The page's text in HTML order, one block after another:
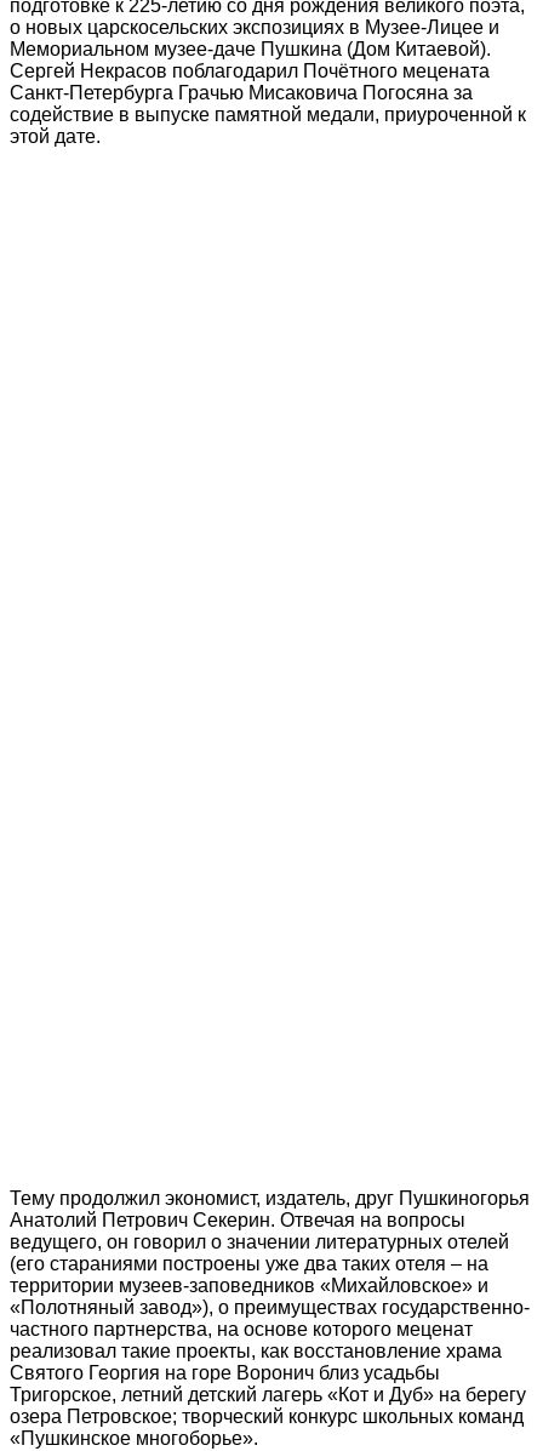
подготовке к 225-летию со дня рождения великого поэта,
о новых царскосельских экспозициях в Музее-Лицее и
Мемориальном музее-даче Пушкина (Дом Китаевой).
Сергей Некрасов поблагодарил Почётного мецената
Санкт-Петербурга Грачью Мисаковича Погосяна за
содействие в выпуске памятной медали, приуроченной к
этой дате.
Тему продолжил экономист, издатель, друг Пушкиногорья
Анатолий Петрович Секерин. Отвечая на вопросы
ведущего, он говорил о значении литературных отелей
(его стараниями построены уже два таких отеля – на
территории музеев-заповедников «Михайловское» и
«Полотняный завод»), о преимуществах государственно-
частного партнерства, на основе которого меценат
реализовал такие проекты, как восстановление храма
Святого Георгия на горе Воронич близ усадьбы
Тригорское, летний детский лагерь «Кот и Дуб» на берегу
озера Петровское; творческий конкурс школьных команд
«Пушкинское многоборье».